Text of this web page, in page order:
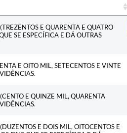
E QUARENTA E QUATRO
SE ESPECÍFICA E DÁ OUTRAS
E OITO MIL, SETECENTOS E VINTE
E QUINZE MIL, QUARENTA
E DOIS MIL, OITOCENTOS E